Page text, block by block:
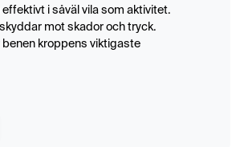
cirka 30 minuter och utförs i liggande
i såväl vila som aktivitet.
mot skador och tryck.
benen kroppens viktigaste